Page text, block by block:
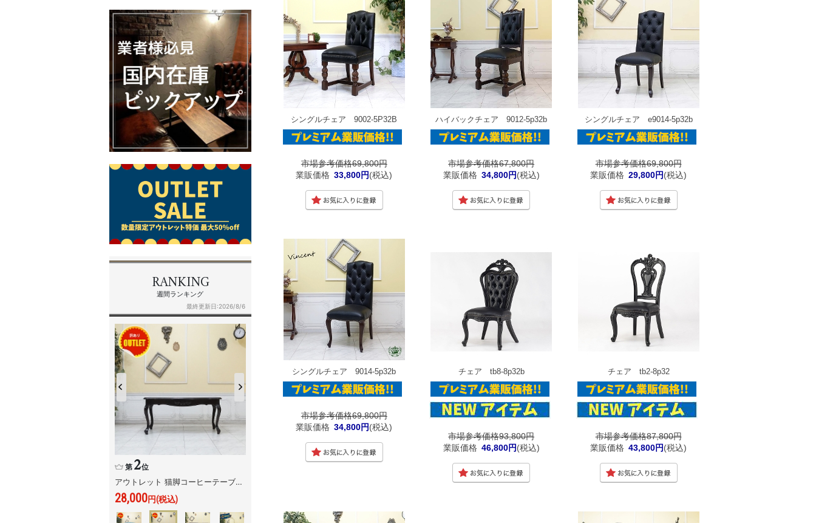
シングルチェア 9002-5P32B
市場参考価格69,800円
業販価格 33,800円(税込)
ハイバックチェア 9012-5p32b
市場参考価格67,800円
業販価格 34,800円(税込)
シングルチェア e9014-5p32b
市場参考価格69,800円
業販価格 29,800円(税込)
シングルチェア 9014-5p32b
市場参考価格69,800円
業販価格 34,800円(税込)
チェア tb8-8p32b
市場参考価格93,800円
業販価格 46,800円(税込)
チェア tb2-8p32
市場参考価格87,800円
業販価格 43,800円(税込)